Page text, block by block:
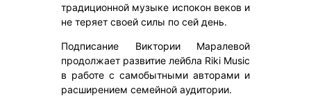
традиционной музыке испокон веков и
не теряет своей силы по сей день.
Подписание Виктории Маралевой
продолжает развитие лейбла Riki Music
в работе с самобытными авторами и
расширением семейной аудитории.